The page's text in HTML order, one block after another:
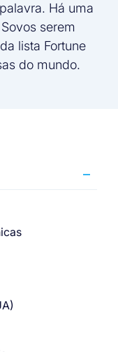
Há uma
serem
lista Fortune
do mundo.